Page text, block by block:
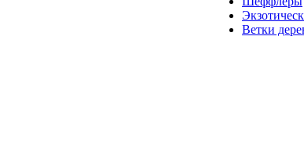
Ветки